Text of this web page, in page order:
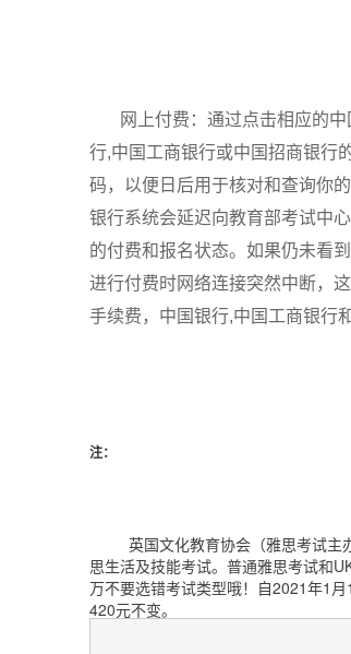
网上付费：通过点击相应的
行,中国工商银行或中国招商银行
码，以便日后用于核对和查询你
银行系统会延迟向教育部考试中
的付费和报名状态。如果仍未看
进行付费时网络连接突然中断，
手续费，中国银行,中国工商银行
注：
英国文化教育协会（雅思考试主办
思生活及技能考试。普通雅思考试和
万不要选错考试类型哦！自2021年1
420元不变。